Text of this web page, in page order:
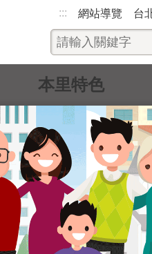
::: 網站導覽 台
本里特色